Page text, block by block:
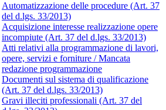
Automatizzazione delle procedure (Art. 37
del d.lgs. 33/2013)
Acquisizione interesse realizzazione opere
incompiute (Art. 37 del d.lgs. 33/2013)
Atti relativi alla programmazione di lavori,
opere, servizi e forniture / Mancata
redazione programmazione
Documenti sul sistema di qualificazione
(Art. 37 del d.lgs. 33/2013)
Gravi illeciti professionali (Art. 37 del